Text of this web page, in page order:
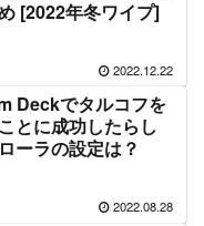
[2022年冬ワイプ]
2022.12.22
Deckでタルコフを
とに成功したらし
ーラの設定は？
2022.08.28